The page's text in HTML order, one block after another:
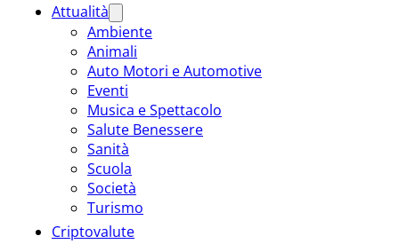
Attualità
Ambiente
Animali
Auto Motori e Automotive
Eventi
Musica e Spettacolo
Salute Benessere
Sanità
Scuola
Società
Turismo
Criptovalute